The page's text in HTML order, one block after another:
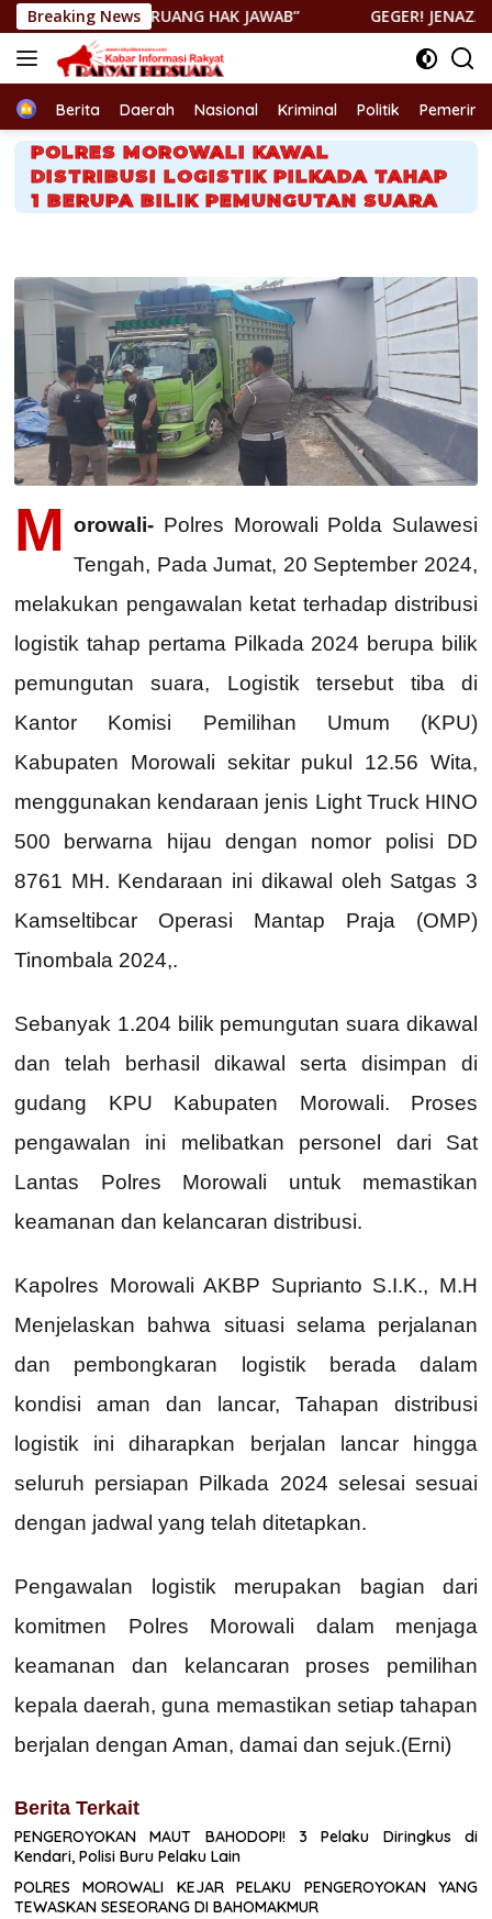
Langsung
ke
konten
Breaking News
HAK JAWAB” GEGER! JENAZAH DITEMUKAN DI
HomeBerita Daerah Nasional Kriminal Politik
POLRES MOROWALI KAWAL
DISTRIBUSI LOGISTIK PILKADA TAHAP
1 BERUPA BILIK PEMUNGUTAN SUARA
M orowali- Polres Morowali Polda Sulawesi
Tengah, Pada Jumat, 20 September 2024,
melakukan pengawalan ketat terhadap distribusi
logistik tahap pertama Pilkada 2024 berupa bilik
pemungutan suara, Logistik tersebut tiba di
Kantor Komisi Pemilihan Umum (KPU)
Kabupaten Morowali sekitar pukul 12.56 Wita,
menggunakan kendaraan jenis Light Truck HINO
500 berwarna hijau dengan nomor polisi DD
8761 MH. Kendaraan ini dikawal oleh Satgas 3
Kamseltibcar Operasi Mantap Praja (OMP)
Tinombala 2024,.
Sebanyak 1.204 bilik pemungutan suara dikawal
dan telah berhasil dikawal serta disimpan di
gudang KPU Kabupaten Morowali. Proses
pengawalan ini melibatkan personel dari Sat
Lantas Polres Morowali untuk memastikan
keamanan dan kelancaran distribusi.
Kapolres Morowali AKBP Suprianto S.I.K., M.H
Menjelaskan bahwa situasi selama perjalanan
dan pembongkaran logistik berada dalam
kondisi aman dan lancar, Tahapan distribusi
logistik ini diharapkan berjalan lancar hingga
seluruh persiapan Pilkada 2024 selesai sesuai
dengan jadwal yang telah ditetapkan.
Pengawalan logistik merupakan bagian dari
komitmen Polres Morowali dalam menjaga
keamanan dan kelancaran proses pemilihan
kepala daerah, guna memastikan setiap tahapan
berjalan dengan Aman, damai dan sejuk.(Erni)
Berita Terkait
PENGEROYOKAN MAUT BAHODOPI! 3 Pelaku Diringkus di
Kendari, Polisi Buru Pelaku Lain
POLRES MOROWALI KEJAR PELAKU PENGEROYOKAN YANG
TEWASKAN SESEORANG DI BAHOMAKMUR